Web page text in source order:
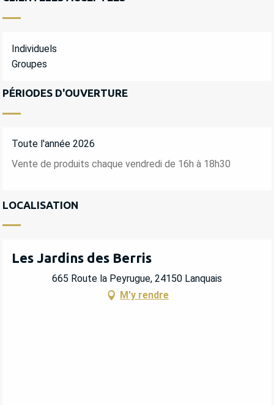
Individuels
Groupes
PÉRIODES D'OUVERTURE
Toute l'année 2026
Vente de produits chaque vendredi de 16h à 18h30
LOCALISATION
Les Jardins des Berris
665 Route la Peyrugue, 24150 Lanquais
M'y rendre